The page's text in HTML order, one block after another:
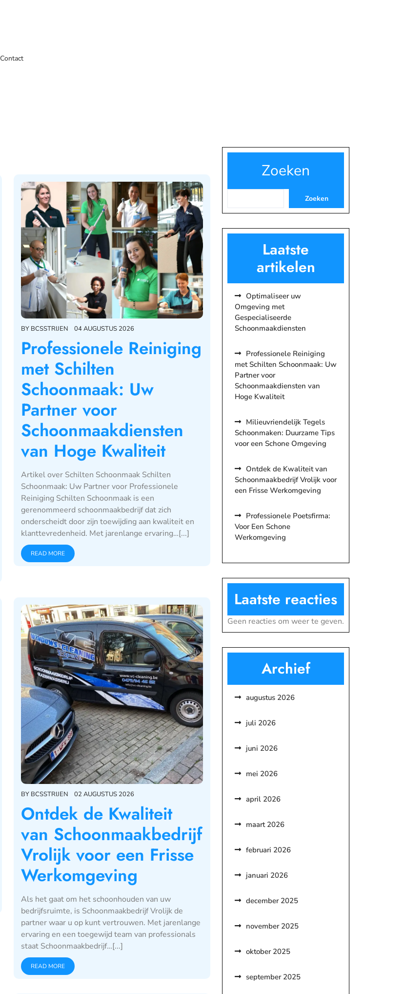
Contact
BY BCSSTRIJEN 04 AUGUSTUS 2026
Professionele Reiniging
met Schilten
Schoonmaak: Uw
Partner voor
Schoonmaakdiensten
van Hoge Kwaliteit
Artikel over Schilten Schoonmaak Schilten
Schoonmaak: Uw Partner voor Professionele
Reiniging Schilten Schoonmaak is een
gerenommeerd schoonmaakbedrijf dat zich
onderscheidt door zijn toewijding aan kwaliteit en
klanttevredenheid. Met jarenlange ervaring…[...]
READ MORE
BY BCSSTRIJEN 02 AUGUSTUS 2026
Ontdek de Kwaliteit
van Schoonmaakbedrijf
Vrolijk voor een Frisse
Werkomgeving
Als het gaat om het schoonhouden van uw
bedrijfsruimte, is Schoonmaakbedrijf Vrolijk de
partner waar u op kunt vertrouwen. Met jarenlange
ervaring en een toegewijd team van professionals
staat Schoonmaakbedrijf…[...]
READ MORE
Zoeken
Zoeken
Laatste
artikelen
Optimaliseer uw
Omgeving met
Gespecialiseerde
Schoonmaakdiensten
Professionele Reiniging
met Schilten Schoonmaak: Uw
Partner voor
Schoonmaakdiensten van
Hoge Kwaliteit
Milieuvriendelijk Tegels
Schoonmaken: Duurzame Tips
voor een Schone Omgeving
Ontdek de Kwaliteit van
Schoonmaakbedrijf Vrolijk voor
een Frisse Werkomgeving
Professionele Poetsfirma:
Voor Een Schone
Werkomgeving
Laatste reacties
Geen reacties om weer te geven.
Archief
augustus 2026
juli 2026
juni 2026
mei 2026
april 2026
maart 2026
februari 2026
januari 2026
december 2025
november 2025
oktober 2025
september 2025